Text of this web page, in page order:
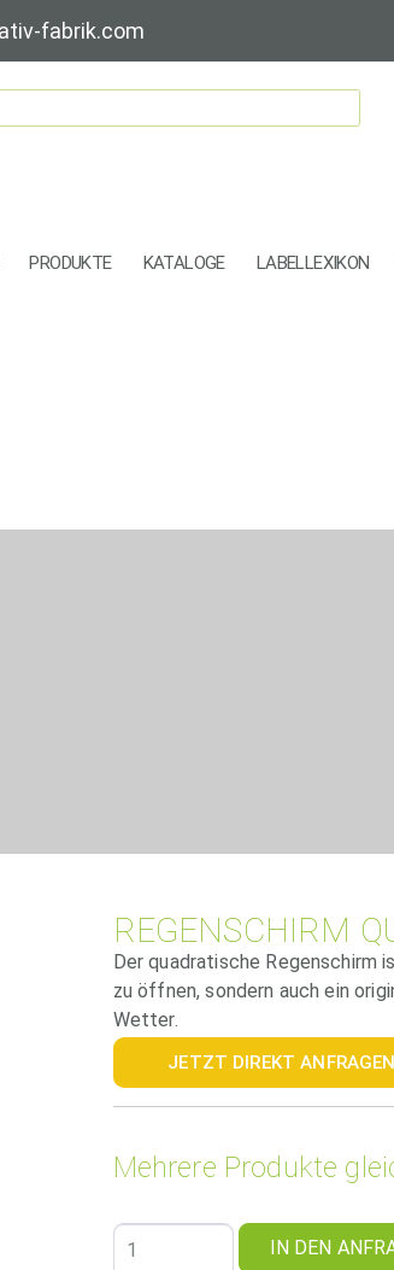
fabrik.com
PRODUKTE KATALOGE LABELLEXIKON
REGENSCHIRM
Der quadratische Regenschirm
zu öffnen, sondern auch ein
Wetter.
JETZT DIREKT ANFRAGEN
Mehrere Produkte
IN DEN